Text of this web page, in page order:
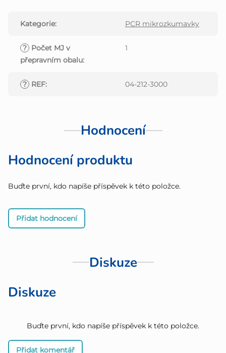
Kategorie: PCR mikrozkumavky
? Počet MJ v
přepravním obalu:
1
? REF: 04-212-3000
Hodnocení
Hodnocení produktu
Buďte první, kdo napíše příspěvek k této položce.
Přidat hodnocení
Diskuze
Diskuze
Buďte první, kdo napíše příspěvek k této položce.
Přidat komentář